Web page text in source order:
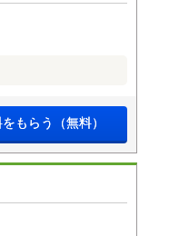
もらう（無料）